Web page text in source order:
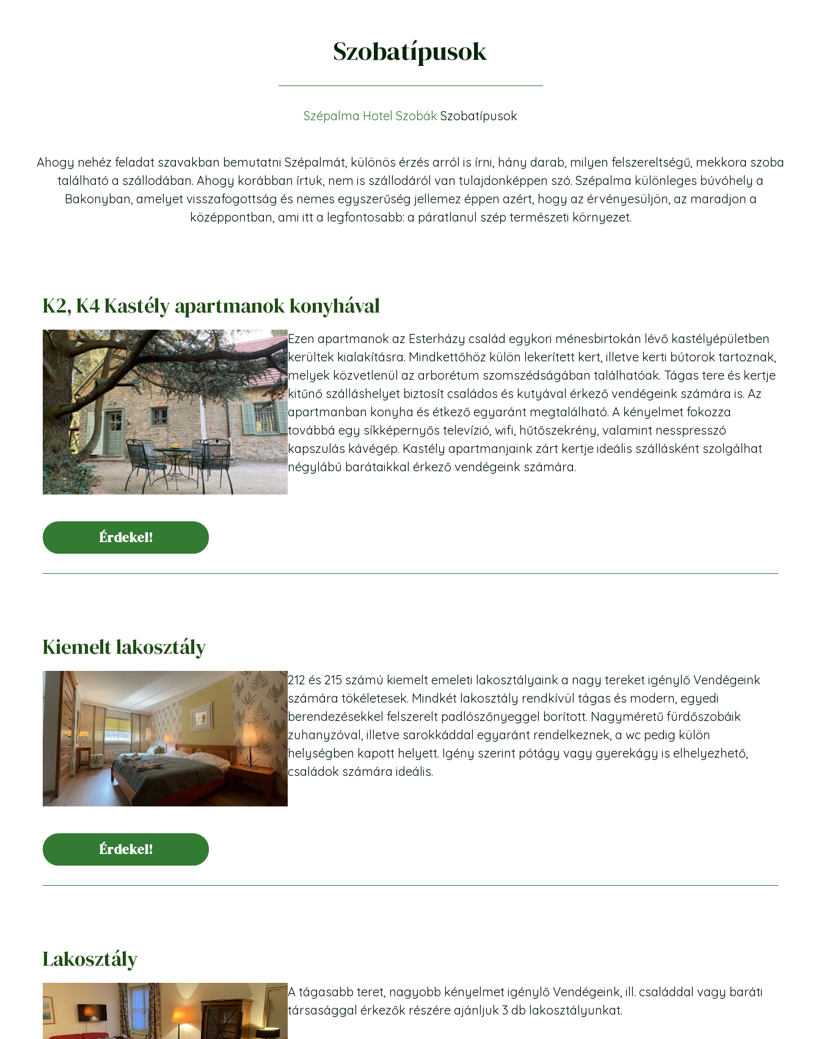
Szobatípusok
Szépalma Hotel Szobák Szobatípusok
Ahogy nehéz feladat szavakban bemutatni Szépalmát, különös érzés arról is írni, hány darab, milyen felszereltségű, mekkora szoba
található a szállodában. Ahogy korábban írtuk, nem is szállodáról van tulajdonképpen szó. Szépalma különleges búvóhely a
Bakonyban, amelyet visszafogottság és nemes egyszerűség jellemez éppen azért, hogy az érvényesüljön, az maradjon a
középpontban, ami itt a legfontosabb: a páratlanul szép természeti környezet.
K2, K4 Kastély apartmanok konyhával
Ezen apartmanok az Esterházy család egykori ménesbirtokán lévő kastélyépületben
kerültek kialakításra. Mindkettőhöz külön lekerített kert, illetve kerti bútorok tartoznak,
melyek közvetlenül az arborétum szomszédságában találhatóak. Tágas tere és kertje
kitűnő szálláshelyet biztosít családos és kutyával érkező vendégeink számára is. Az
apartmanban konyha és étkező egyaránt megtalálható. A kényelmet fokozza
továbbá egy síkképernyős televízió, wifi, hűtőszekrény, valamint nesspresszó
kapszulás kávégép. Kastély apartmanjaink zárt kertje ideális szállásként szolgálhat
négylábú barátaikkal érkező vendégeink számára.
Érdekel!
Kiemelt lakosztály
212 és 215 számú kiemelt emeleti lakosztályaink a nagy tereket igénylő Vendégeink
számára tökéletesek. Mindkét lakosztály rendkívül tágas és modern, egyedi
berendezésekkel felszerelt padlószőnyeggel borított. Nagyméretű fürdőszobáik
zuhanyzóval, illetve sarokkáddal egyaránt rendelkeznek, a wc pedig külön
helységben kapott helyett. Igény szerint pótágy vagy gyerekágy is elhelyezhető,
családok számára ideális.
Érdekel!
Lakosztály
A tágasabb teret, nagyobb kényelmet igénylő Vendégeink, ill. családdal vagy baráti
társasággal érkezők részére ajánljuk 3 db lakosztályunkat.